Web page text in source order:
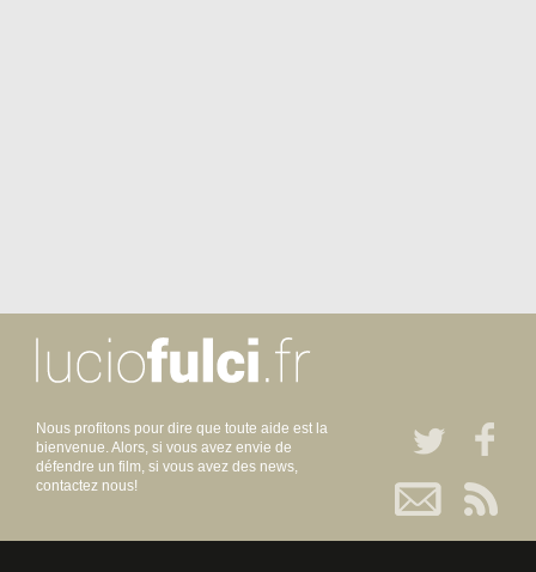
Nous profitons pour dire que toute aide est la
bienvenue. Alors, si vous avez envie de
défendre un film, si vous avez des news,
contactez nous!